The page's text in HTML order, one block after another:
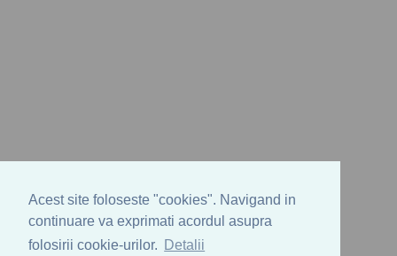
Acest site foloseste "cookies". Navigand in
continuare va exprimati acordul asupra
folosirii cookie-urilor.
Detalii